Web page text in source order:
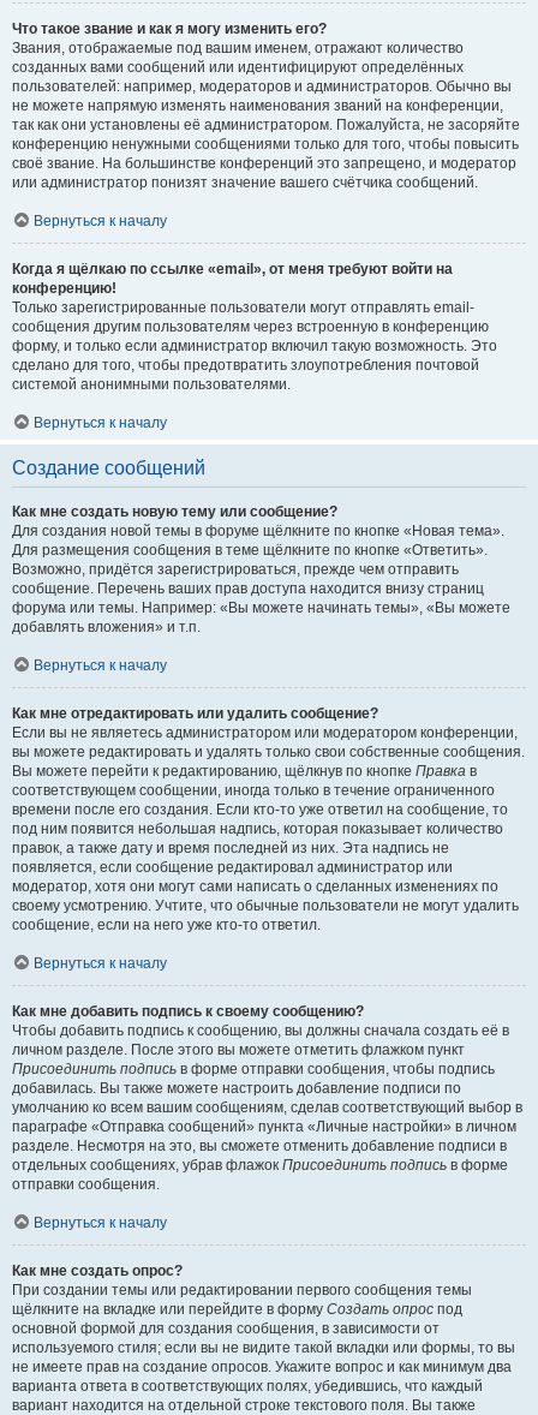
Что такое звание и как я могу изменить его?
Звания, отображаемые под вашим именем, отражают количество
созданных вами сообщений или идентифицируют определённых
пользователей: например, модераторов и администраторов. Обычно вы
не можете напрямую изменять наименования званий на конференции,
так как они установлены её администратором. Пожалуйста, не засоряйте
конференцию ненужными сообщениями только для того, чтобы повысить
своё звание. На большинстве конференций это запрещено, и модератор
или администратор понизят значение вашего счётчика сообщений.
Вернуться к началу
Когда я щёлкаю по ссылке «email», от меня требуют войти на
конференцию!
Только зарегистрированные пользователи могут отправлять email-
сообщения другим пользователям через встроенную в конференцию
форму, и только если администратор включил такую возможность. Это
сделано для того, чтобы предотвратить злоупотребления почтовой
системой анонимными пользователями.
Вернуться к началу
Создание сообщений
Как мне создать новую тему или сообщение?
Для создания новой темы в форуме щёлкните по кнопке «Новая тема».
Для размещения сообщения в теме щёлкните по кнопке «Ответить».
Возможно, придётся зарегистрироваться, прежде чем отправить
сообщение. Перечень ваших прав доступа находится внизу страниц
форума или темы. Например: «Вы можете начинать темы», «Вы можете
добавлять вложения» и т.п.
Вернуться к началу
Как мне отредактировать или удалить сообщение?
Если вы не являетесь администратором или модератором конференции,
вы можете редактировать и удалять только свои собственные сообщения.
Вы можете перейти к редактированию, щёлкнув по кнопке Правка в
соответствующем сообщении, иногда только в течение ограниченного
времени после его создания. Если кто-то уже ответил на сообщение, то
под ним появится небольшая надпись, которая показывает количество
правок, а также дату и время последней из них. Эта надпись не
появляется, если сообщение редактировал администратор или
модератор, хотя они могут сами написать о сделанных изменениях по
своему усмотрению. Учтите, что обычные пользователи не могут удалить
сообщение, если на него уже кто-то ответил.
Вернуться к началу
Как мне добавить подпись к своему сообщению?
Чтобы добавить подпись к сообщению, вы должны сначала создать её в
личном разделе. После этого вы можете отметить флажком пункт
Присоединить подпись в форме отправки сообщения, чтобы подпись
добавилась. Вы также можете настроить добавление подписи по
умолчанию ко всем вашим сообщениям, сделав соответствующий выбор в
параграфе «Отправка сообщений» пункта «Личные настройки» в личном
разделе. Несмотря на это, вы сможете отменить добавление подписи в
отдельных сообщениях, убрав флажок Присоединить подпись в форме
отправки сообщения.
Вернуться к началу
Как мне создать опрос?
При создании темы или редактировании первого сообщения темы
щёлкните на вкладке или перейдите в форму Создать опрос под
основной формой для создания сообщения, в зависимости от
используемого стиля; если вы не видите такой вкладки или формы, то вы
не имеете прав на создание опросов. Укажите вопрос и как минимум два
варианта ответа в соответствующих полях, убедившись, что каждый
вариант находится на отдельной строке текстового поля. Вы также